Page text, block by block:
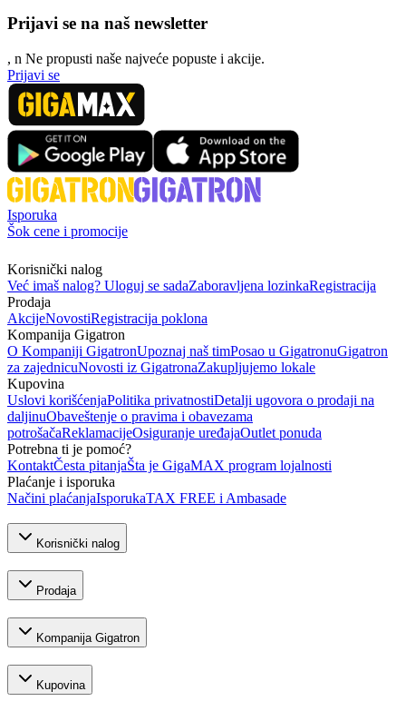
Prijavi se na naš newsletter
, n Ne propusti naše najveće popuste i akcije.
Prijavi se
Isporuka
Šok cene i promocije
Korisnički nalog
Već imaš nalog? Uloguj se sadaZaboravljena lozinkaRegistracija
Prodaja
AkcijeNovostiRegistracija poklona
Kompanija Gigatron
O Kompaniji GigatronUpoznaj naš timPosao u GigatronuGigatron
za zajednicuNovosti iz GigatronaZakupljujemo lokale
Kupovina
Uslovi korišćenjaPolitika privatnostiDetalji ugovora o prodaji na
daljinuObaveštenje o pravima i obavezama
potrošačaReklamacijeOsiguranje uređajaOutlet ponuda
Potrebna ti je pomoć?
KontaktČesta pitanjaŠta je GigaMAX program lojalnosti
Plaćanje i isporuka
Načini plaćanjaIsporukaTAX FREE i Ambasade
Korisnički nalog
Prodaja
Kompanija Gigatron
Kupovina